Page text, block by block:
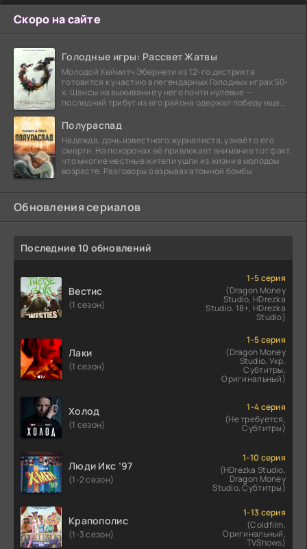
Скоро на сайте
Голодные игры: Рассвет Жатвы
Молодой Хеймитч Эбернети из 12-го дистрикта
готовится к участию в легендарных Голодных играх 50-
х. Шансы на выживание у него почти нулевые —
последний трибут из его района одержал победу еще
Полураспад
Надежда, дочь известного журналиста, узнаёт о его
смерти. На похоронах её привлекает внимание тот факт,
что многие местные жители ушли из жизни в молодом
возрасте. Разговоры о взрывах атомной бомбы
Обновления сериалов
Последние 10 обновлений
Вестис
(1 сезон)
1-5 серия
(Dragon Money
Studio, HDrezka
Studio. 18+, HDrezka
Studio)
Лаки
(1 сезон)
1-5 серия
(Dragon Money
Studio, Укр.
Субтитры,
Оригинальный)
Холод
(1 сезон)
1-4 серия
(Не требуется,
Субтитры)
Люди Икс ’97
(1-2 сезон)
1-10 серия
(HDrezka Studio,
Dragon Money
Studio, Субтитры)
Крапополис
(1-3 сезон)
1-13 серия
(Coldfilm,
Оригинальный,
TVShows)